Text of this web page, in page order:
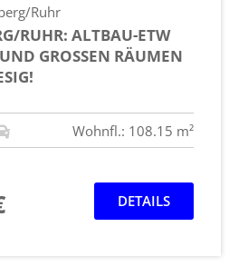
Ruhr
RUHR: ALTBAU-ETW
GROSSEN RÄUMEN –
Wohnfl.: 108.15 m²
DETAILS